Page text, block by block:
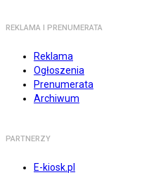
REKLAMA I PRENUMERATA
Reklama
Ogłoszenia
Prenumerata
Archiwum
PARTNERZY
E-kiosk.pl